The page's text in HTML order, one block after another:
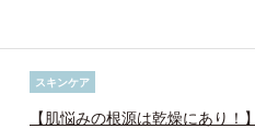
スキンケア
【肌悩みの根源は乾燥にあり！